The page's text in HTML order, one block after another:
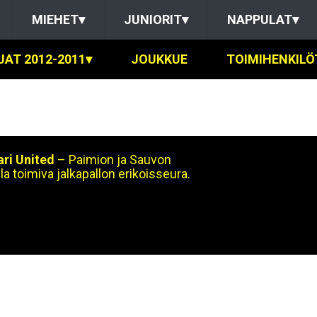
MIEHET▾ JUNIORIT▾ NAPPULAT▾
2012-2011▾ JOUKKUE
United – Paimion ja Sauvon
toimiva jalkapallon erikoisseura.